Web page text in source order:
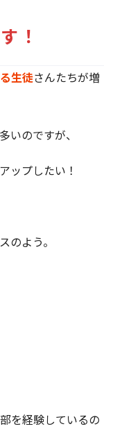
！
生徒さんたちが増
いのですが、
ップしたい！
のよう。
を経験しているの